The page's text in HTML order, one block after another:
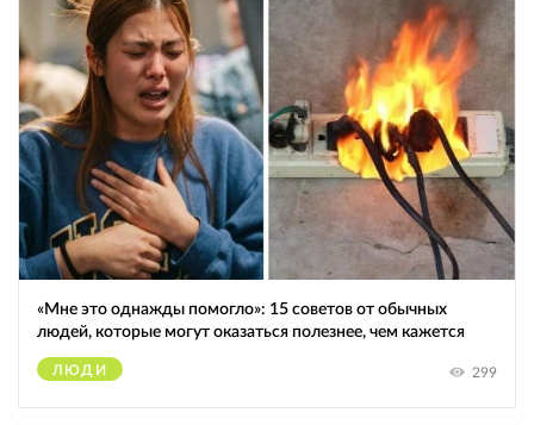
«Мне это однажды помогло»: 15 советов от обычных
людей, которые могут оказаться полезнее, чем кажется
ЛЮДИ 299